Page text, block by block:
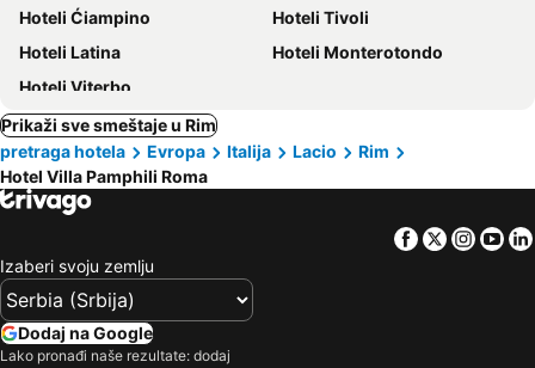
Hoteli Ćiampino
Hoteli Tivoli
Hoteli Latina
Hoteli Monterotondo
Hoteli Viterbo
Prikaži sve smeštaje u Rim
pretraga hotela
Evropa Italija Lacio
Rim
Hotel Villa Pamphili Roma
Facebook
Twitter
Izaberi svoju zemlju
Dodaj na Google
Lako pronađi naše rezultate: dodaj